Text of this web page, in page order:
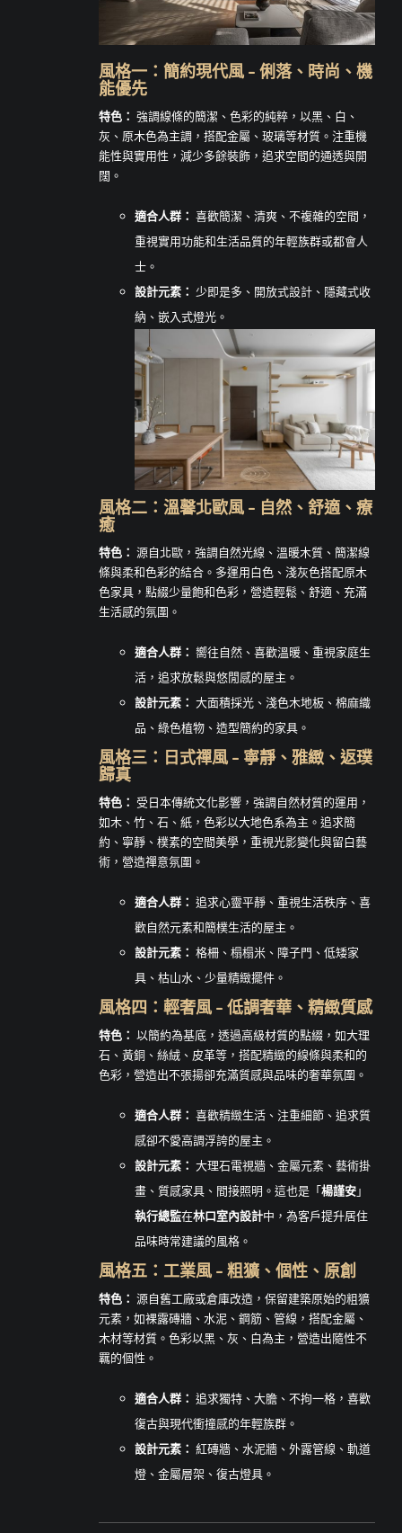
風格一：簡約現代風 – 俐落、時尚、機
能優先
特色： 強調線條的簡潔、色彩的純粹，以黑、白、
灰、原木色為主調，搭配金屬、玻璃等材質。注重機
能性與實用性，減少多餘裝飾，追求空間的通透與開
闊。
適合人群： 喜歡簡潔、清爽、不複雜的空間，
重視實用功能和生活品質的年輕族群或都會人
士。
設計元素： 少即是多、開放式設計、隱藏式收
納、嵌入式燈光。
風格二：溫馨北歐風 – 自然、舒適、療
癒
特色： 源自北歐，強調自然光線、溫暖木質、簡潔線
條與柔和色彩的結合。多運用白色、淺灰色搭配原木
色家具，點綴少量飽和色彩，營造輕鬆、舒適、充滿
生活感的氛圍。
適合人群： 嚮往自然、喜歡溫暖、重視家庭生
活，追求放鬆與悠閒感的屋主。
設計元素： 大面積採光、淺色木地板、棉麻織
品、綠色植物、造型簡約的家具。
風格三：日式禪風 – 寧靜、雅緻、返璞
歸真
特色： 受日本傳統文化影響，強調自然材質的運用，
如木、竹、石、紙，色彩以大地色系為主。追求簡
約、寧靜、樸素的空間美學，重視光影變化與留白藝
術，營造禪意氛圍。
適合人群： 追求心靈平靜、重視生活秩序、喜
歡自然元素和簡樸生活的屋主。
設計元素： 格柵、榻榻米、障子門、低矮家
具、枯山水、少量精緻擺件。
風格四：輕奢風 – 低調奢華、精緻質感
特色： 以簡約為基底，透過高級材質的點綴，如大理
石、黃銅、絲絨、皮革等，搭配精緻的線條與柔和的
色彩，營造出不張揚卻充滿質感與品味的奢華氛圍。
適合人群： 喜歡精緻生活、注重細節、追求質
感卻不愛高調浮誇的屋主。
設計元素： 大理石電視牆、金屬元素、藝術掛
畫、質感家具、間接照明。這也是「楊謹安」
執行總監在林口室內設計中，為客戶提升居住
品味時常建議的風格。
風格五：工業風 – 粗獷、個性、原創
特色： 源自舊工廠或倉庫改造，保留建築原始的粗獷
元素，如裸露磚牆、水泥、鋼筋、管線，搭配金屬、
木材等材質。色彩以黑、灰、白為主，營造出隨性不
羈的個性。
適合人群： 追求獨特、大膽、不拘一格，喜歡
復古與現代衝撞感的年輕族群。
設計元素： 紅磚牆、水泥牆、外露管線、軌道
燈、金屬層架、復古燈具。